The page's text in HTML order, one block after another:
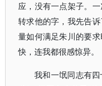
应，没有一点架子。
转求他的字，我先告
量如何满足朱川的要
快，连我都很感惊异。
我和一氓同志有